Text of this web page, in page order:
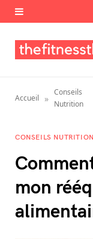
Accueil »
Conseils
Nutrition
CONSEILS NUTRITION
mon